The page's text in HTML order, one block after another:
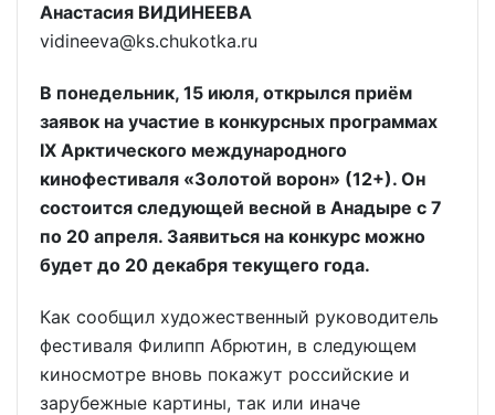
Анастасия ВИДИНЕЕВА
vidineeva@ks.chukotka.ru
В понедельник, 15 июля, открылся приём
заявок на участие в конкурсных программах
IX Арктического международного
кинофестиваля «Золотой ворон» (12+). Он
состоится следующей весной в Анадыре с 7
по 20 апреля. Заявиться на конкурс можно
будет до 20 декабря текущего года.
Как сообщил художественный руководитель
фестиваля Филипп Абрютин, в следующем
киносмотре вновь покажут российские и
зарубежные картины, так или иначе